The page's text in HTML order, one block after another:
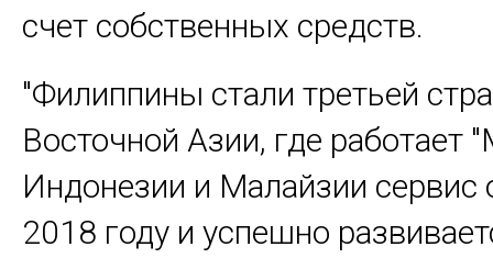
счет собственных средств.
"Филиппины стали третьей
Восточной Азии, где работает
Индонезии и Малайзии сервис
2018 году и успешно